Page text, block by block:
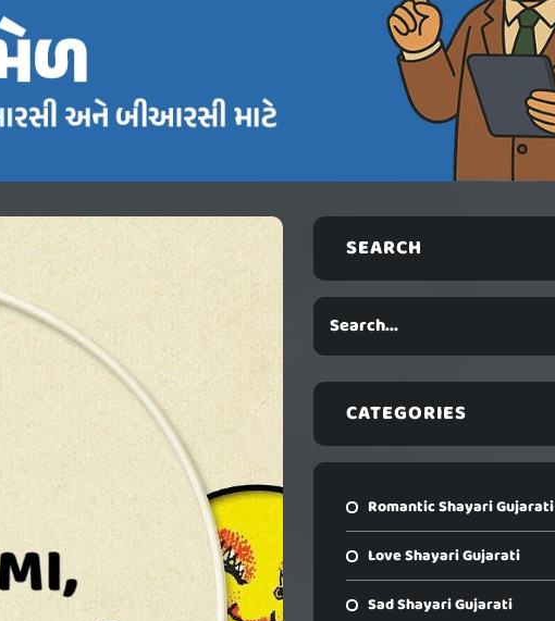
SEARCH
CATEGORIES
Romantic Shayari Gujarati
Love Shayari Gujarati
Sad Shayari Gujarati